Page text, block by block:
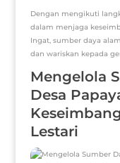
Dengan mengikuti
dalam menjaga
Ingat, sumber daya
dan wariskan kepada
Mengelola
Desa
Lestari